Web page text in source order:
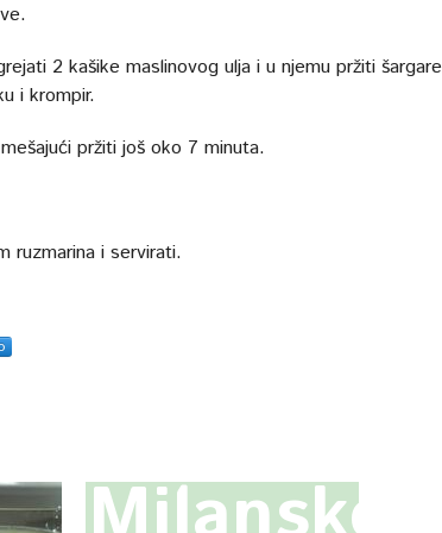
2 kašike maslinovog ulja i u njemu pržiti
i krompir.
pržiti još oko 7 minuta.
ruzmarina i servirati.